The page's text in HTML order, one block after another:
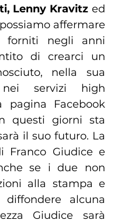
Lenny Kravitz ed
affermare
forniti negli anni
di crearci un
nella sua
nei servizi high
pagina Facebook
questi giorni sta
il suo futuro. La
Franco Giudice e
se i due non
alla stampa e
alcuna
Giudice sarà